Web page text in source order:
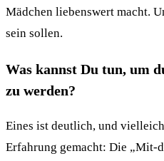
Mädchen liebenswert macht.
sein sollen.
Was kannst Du tun, um
zu werden?
Eines ist deutlich, und
Erfahrung gemacht: Die „Mit-